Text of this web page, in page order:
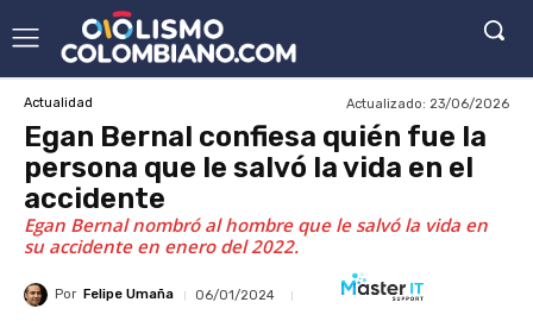
Actualidad Actualizado: 23/06/2026
Egan Bernal confiesa quién fue la
persona que le salvó la vida en el
accidente
Egan Bernal nombró al hombre que le salvó la vida en
su accidente en enero del 2022.
Por Felipe Umaña 06/01/2024